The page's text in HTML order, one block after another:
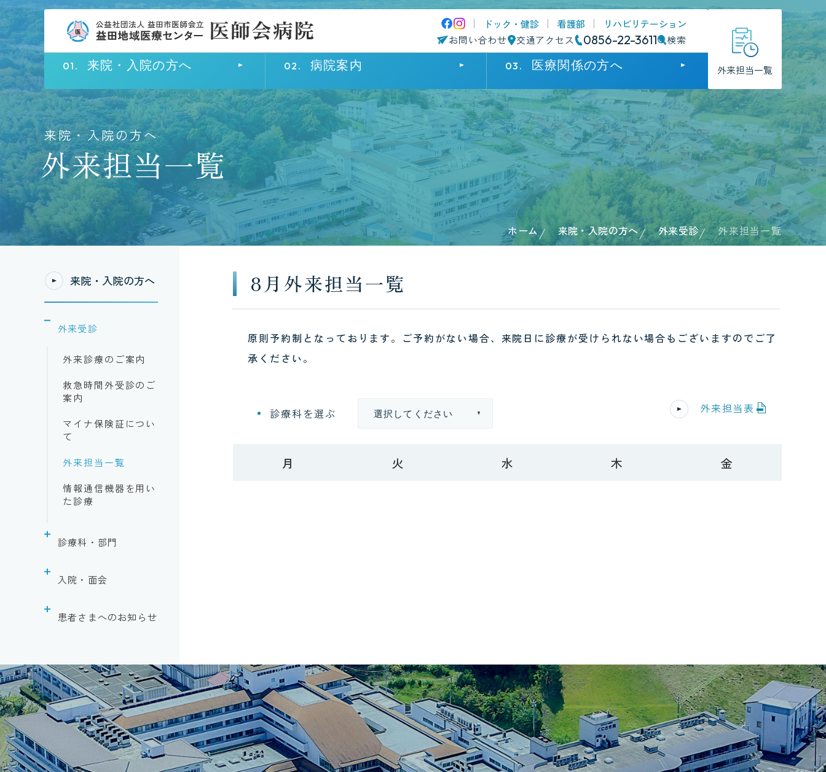
ドック・健診 看護部
リハビリテーション
お問い合わせ
交通アクセス 0856-22-3611 検索
来院・入院の方へ
来院・入院の方へ
外来受診
診療科・部門
入院・面会
患者さまへのお知らせ
病院案内
病院案内
院長挨拶
病院概要
理念・基本方針
施設基準
認定施設・一覧
在宅療養後方支援病院
患者さまの権利に関する病院宣言
個人情報保護について
広報
医療関係の方へ
医療関係の方へ
患者さまのご紹介について
診療科・部門
採用情報
外来担当一覧
来院・入院の方へ
外来担当一覧
ホーム 来院・入院の方へ 外来受診 外来担当一覧
8月外来担当一覧
原則予約制となっております。ご予約がない場合、来院日に診療が受けられない場合もございますのでご了
承ください。
診療科を選ぶ 外来担当表
月 火 水 木 金
来院・入院の方へ
外来受診
外来診療のご案内
救急時間外受診のご
案内
マイナ保険証につい
て
外来担当一覧
情報通信機器を用い
た診療
診療科・部門
呼吸器外科
内科
腎臓内科
呼吸器内科
外科
入院・面会
入院のご案内
患者さまへのお知らせ
診療情報開示請求に
ついて
患者様相談窓口
患者さまの権利に関
する病院宣言